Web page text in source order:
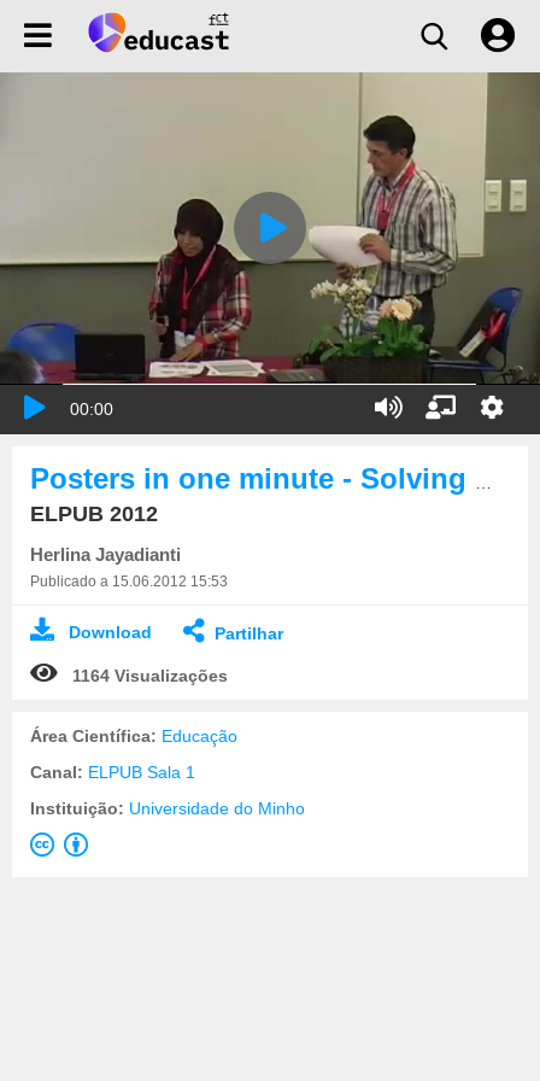
00:00
ELPUB 2012
Herlina Jayadianti
Publicado a 15.06.2012 15:53
Download Partilhar
1164 Visualizações
Área Científica: Educação
Canal: ELPUB Sala 1
Instituição: Universidade do Minho